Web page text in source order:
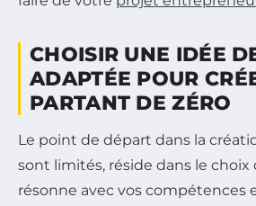
CHOISIR UNE IDÉE
ADAPTÉE POUR
PARTANT DE ZÉRO
Le point de départ dans la
sont limités, réside dans le
résonne avec vos compétences